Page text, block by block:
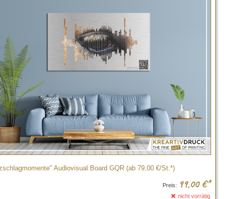
Audiovisual Board GQR (ab 79,00 €/St.*)
Preis: 99,00 €*
nicht vorrätig